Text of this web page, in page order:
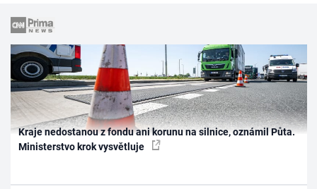
Kraje nedostanou z fondu ani korunu na silnice, oznámil Půta.
Ministerstvo krok vysvětluje